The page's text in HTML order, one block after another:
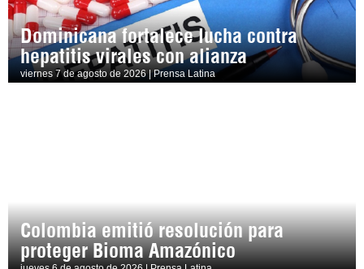
Dominicana fortalece lucha contra
hepatitis virales con alianza
viernes 7 de agosto de 2026 | Prensa Latina
Colombia emitió resolución para
proteger Bioma Amazónico